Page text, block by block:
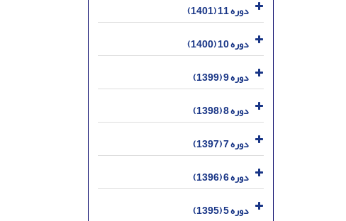
دوره 11 (1401)
دوره 10 (1400)
دوره 9 (1399)
دوره 8 (1398)
دوره 7 (1397)
دوره 6 (1396)
دوره 5 (1395)